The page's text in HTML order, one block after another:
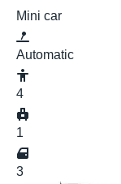
Mini car
Automatic
4
1
3